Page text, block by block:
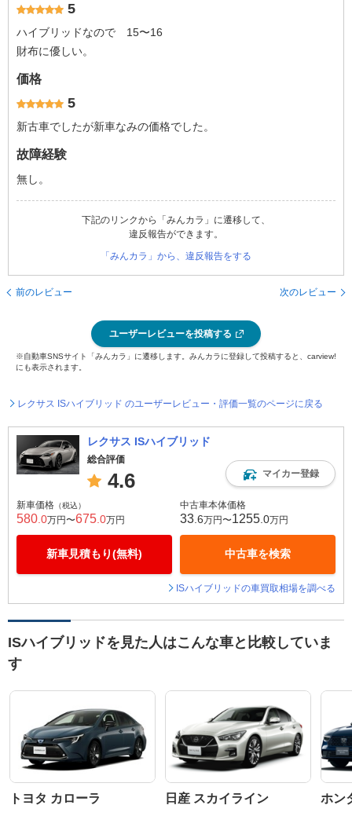
5
ハイブリッドなので 15〜16
財布に優しい。
価格
5
新古車でしたが新車なみの価格でした。
故障経験
無し。
下記のリンクから「みんカラ」に遷移して、
違反報告ができます。
「みんカラ」から、違反報告をする
前のレビュー 次のレビュー
ユーザーレビューを投稿する
※自動車SNSサイト「みんカラ」に遷移します。みんカラに登録して投稿すると、carview!
にも表示されます。
レクサス ISハイブリッド のユーザーレビュー・評価一覧のページに戻る
レクサス ISハイブリッド
総合評価
4.6 マイカー登録
新車価格 （税込）
580 .0万円〜675 .0万円
新車見積もり(無料)
中古車本体価格
33 .6万円〜1255 .0万円
中古車を検索
ISハイブリッドの車買取相場を調べる
ISハイブリッドを見た人はこんな車と比較していま
す
トヨタ カローラ 日産 スカイライン ホン